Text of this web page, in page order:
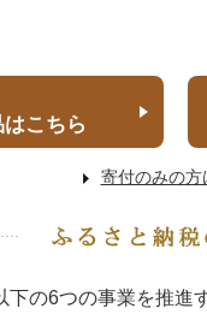
こちら
寄付のみの方
の6つの事業を推